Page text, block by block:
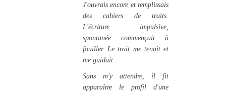
J'ouvrais encore et remplissais
des cahiers de traits.
L'écriture impulsive,
spontanée commençait à
fouiller. Le trait me tenait et
me guidait.
Sans m'y attendre, il fit
apparaître le profil d'une